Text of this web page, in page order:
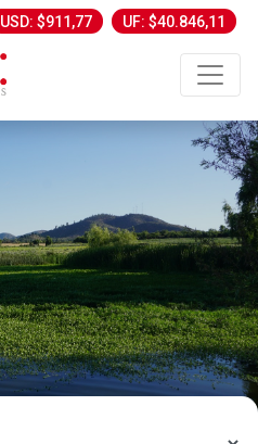
USD: $911,77 UF: $40.846,11